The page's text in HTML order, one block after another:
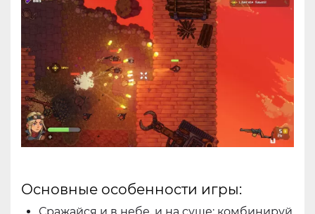
Основные особенности игры: